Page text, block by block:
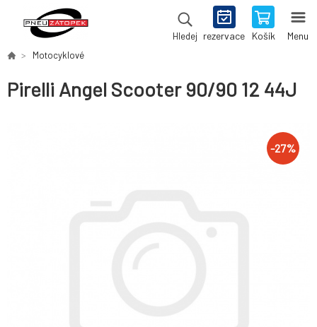
Hledej rezervace Košík Menu
Motocyklové
Pirelli Angel Scooter 90/90 12 44J
-27%